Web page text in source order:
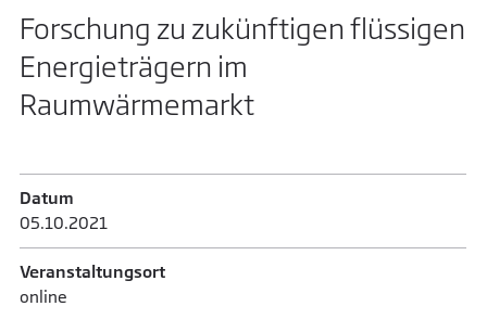
Forschung zu zukünftigen flüssigen
Energieträgern im
Raumwärmemarkt
Datum
05.10.­2021
Veranstaltungsort
online